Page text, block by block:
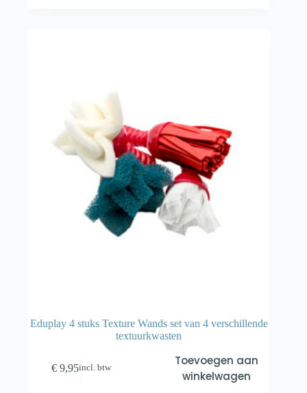
Eduplay 4 stuks Texture Wands set van 4 verschillende
textuurkwasten
€ 9,95incl. btw
Toevoegen aan
winkelwagen